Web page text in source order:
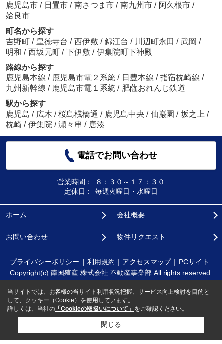
鹿児島市 / 日置市 / 南さつま市 / 南九州市 / 阿久根市 /
姶良市
町名から探す
吉野町 / 皇徳寺台 / 西伊敷 / 錦江台 / 川辺町永田 / 武岡 /
明和 / 西坂元町 / 下伊敷 / 伊集院町下神殿
路線から探す
鹿児島本線 / 鹿児島市電２系統 / 日豊本線 / 指宿枕崎線 /
九州新幹線 / 鹿児島市電１系統 / 肥薩おれんじ鉄道
駅から探す
鹿児島 / 広木 / 桜島桟橋通 / 鹿児島中央 / 仙巌園 / 坂之上 /
枕崎 / 伊集院 / 瀬々串 / 唐湊
電話でお問い合わせ
営業時間：
８：３０～１７：３０
定休日：
毎週火曜日・水曜日
ホーム 会社概要
お問い合わせ 物件リクエスト
プライバシーポリシー 利用規約 アクセスマップ
PCサイト
Copyright(c) 南国殖産 株式会社 不動産事業部 All rights reserved.
当サイトでは、お客様の当サイト利用状況把握、サービス向上検討を目的と
して、クッキー（Cookie）を使用しています。
詳しくは、当社の 「Cookieの取扱いについて」 をご確認ください。
閉じる